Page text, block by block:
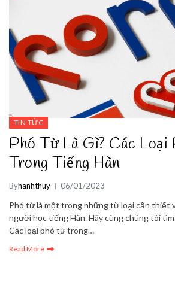
TIN TỨC
Phó Từ Là Gì? Các Loại
Trong Tiếng Hàn
Byhanhthuy 06/01/2023
Phó từ là một trong những từ loại cần thiết
người học tiếng Hàn. Hãy cùng chúng tôi
Các loại phó từ trong…
Read More